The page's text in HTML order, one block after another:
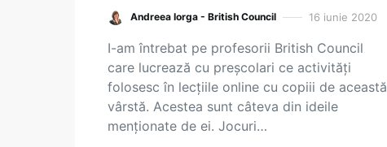
Andreea Iorga - British Council 16 iunie 2020
I-am întrebat pe profesorii British Council
care lucrează cu preșcolari ce activități
folosesc în lecțiile online cu copiii de această
vârstă. Acestea sunt câteva din ideile
menționate de ei. Jocuri…